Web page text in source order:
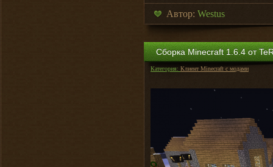
Автор: Westus
Сборка Minecraft 1.6.4 от
Категория: Клиент Minecraft с модами